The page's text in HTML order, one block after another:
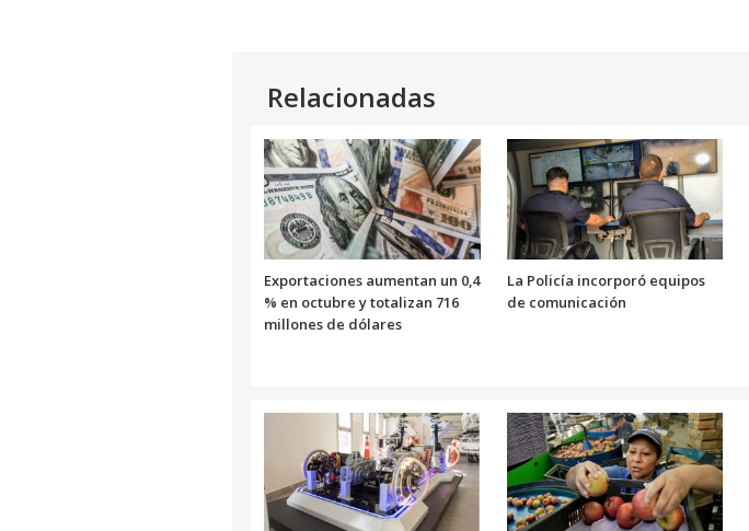
Relacionadas
Exportaciones aumentan un 0,4
% en octubre y totalizan 716
millones de dólares
La Policía incorporó equipos
de comunicación